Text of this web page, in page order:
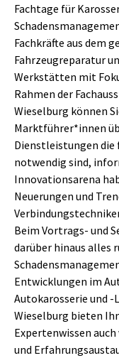
Fachtage für
Fachkräfte aus dem
Fahrzeugreparatur
Werkstätten mit
Rahmen der
Wieselburg können
Marktführer*innen
Dienstleistungen
notwendig sind,
Innovationsarena
Neuerungen und
Beim Vortrags- und
darüber hinaus alles
Entwicklungen im
Autokarosserie und -
Wieselburg bieten
Expertenwissen
und